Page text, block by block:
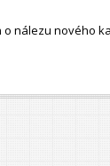
nálezu nového